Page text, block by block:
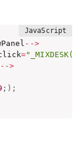
-->
=
-->
; ) ;